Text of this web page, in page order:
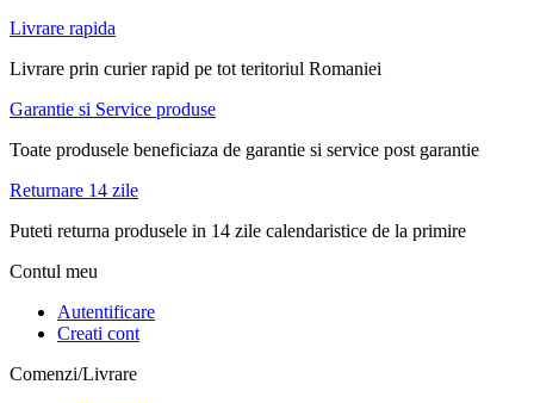
Livrare rapida
Livrare prin curier rapid pe tot teritoriul Romaniei
Garantie si Service produse
Toate produsele beneficiaza de garantie si service post garantie
Returnare 14 zile
Puteti returna produsele in 14 zile calendaristice de la primire
Contul meu
Autentificare
Creati cont
Comenzi/Livrare